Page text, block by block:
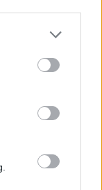
Projekt
Back
Projekt